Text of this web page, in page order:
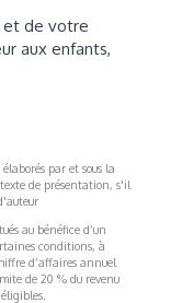
et de votre
aux enfants,
par et sous la
de présentation, s'il
au bénéfice d’un
conditions, à
d’affaires annuel
de 20 % du revenu